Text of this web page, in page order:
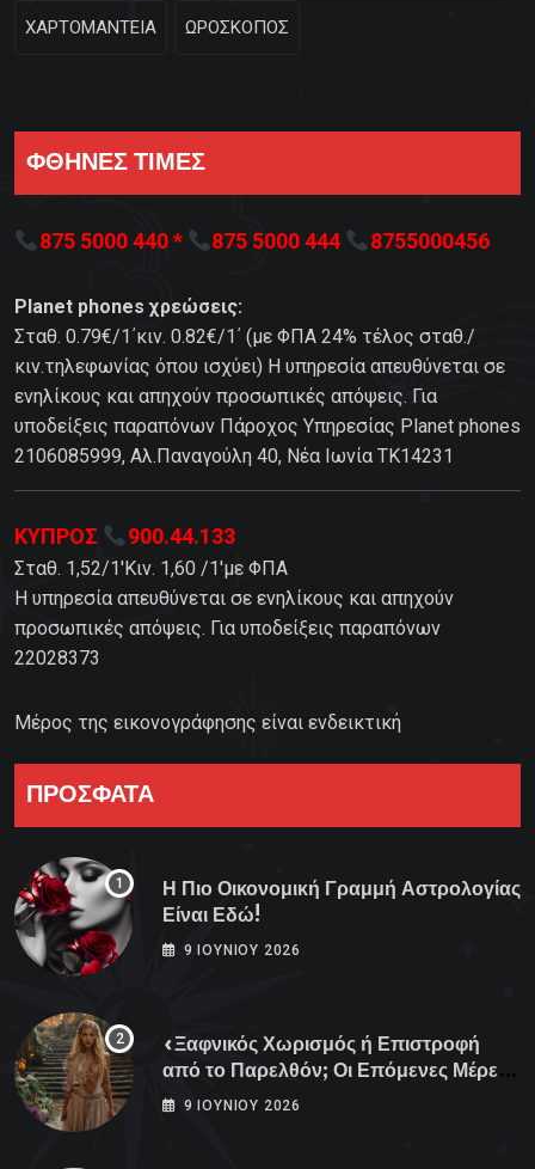
ΧΑΡΤΟΜΑΝΤΕΙΑ ΩΡΟΣΚΟΠΟΣ
ΦΘΗΝΕΣ ΤΙΜΕΣ
875 5000 440 * 875 5000 444 8755000456
Planet phones χρεώσεις:
Σταθ. 0.79€/1΄κιν. 0.82€/1΄ (με ΦΠΑ 24% τέλος σταθ./
κιν.τηλεφωνίας όπου ισχύει) Η υπηρεσία απευθύνεται σε
ενηλίκους και απηχούν προσωπικές απόψεις. Για
υποδείξεις παραπόνων Πάροχος Υπηρεσίας Planet phones
2106085999, Αλ.Παναγούλη 40, Νέα Ιωνία TK14231
ΚΥΠΡΟΣ 900.44.133
Σταθ. 1,52/1'Κιν. 1,60 /1'με ΦΠΑ
Η υπηρεσία απευθύνεται σε ενηλίκους και απηχούν
προσωπικές απόψεις. Για υποδείξεις παραπόνων
22028373
Μέρος της εικονογράφησης είναι ενδεικτική
ΠΡΟΣΦΑΤΑ
Η Πιο Οικονομική Γραμμή Αστρολογίας
Είναι Εδώ!
9 ΙΟΥΝΊΟΥ 2026
«Ξαφνικός Χωρισμός ή Επιστροφή
από το Παρελθόν; Οι Επόμενες Μέρες
Κρύβουν ΣΟΚ για αυτά τα Ζώδια»
9 ΙΟΥΝΊΟΥ 2026